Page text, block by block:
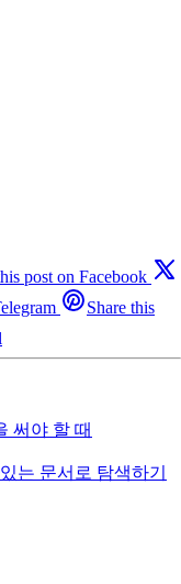
post on Facebook
Share this
써야 할 때
는 문서로 탐색하기